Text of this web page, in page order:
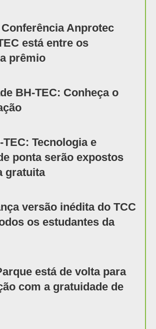
Anprotec
está entre os
prêmio
BH-TEC: Conheça o
Tecnologia e
ponta serão expostos
gratuita
versão inédita do TCC
os estudantes da
está de volta para
com a gratuidade de